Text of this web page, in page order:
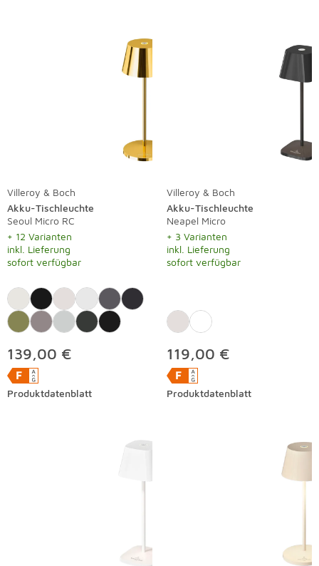
Villeroy & Boch
Akku-Tischleuchte
Seoul Micro RC
+ 12 Varianten
inkl. Lieferung
sofort verfügbar
139,00 €
Produktdatenblatt
Villeroy & Boch
Akku-Tischleuchte
Neapel Micro
+ 3 Varianten
inkl. Lieferung
sofort verfügbar
119,00 €
Produktdatenblatt